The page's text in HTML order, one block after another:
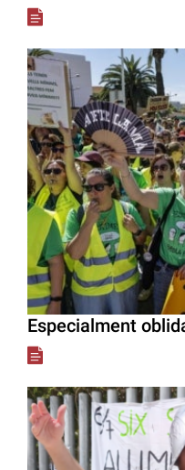
Especialment